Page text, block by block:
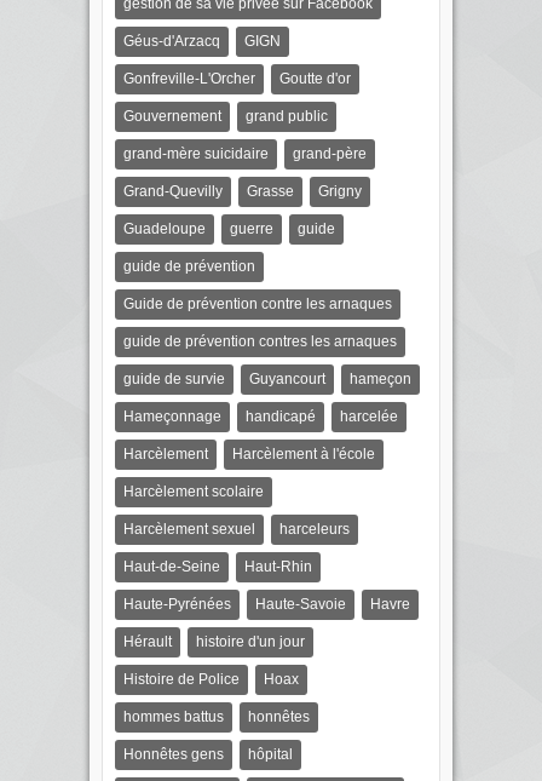
gestion de sa vie privée sur Facebook
Géus-d'Arzacq GIGN
Gonfreville-L'Orcher Goutte d'or
Gouvernement grand public
grand-mère suicidaire grand-père
Grand-Quevilly Grasse Grigny
Guadeloupe guerre guide
guide de prévention
Guide de prévention contre les arnaques
guide de prévention contres les arnaques
guide de survie Guyancourt hameçon
Hameçonnage handicapé harcelée
Harcèlement Harcèlement à l'école
Harcèlement scolaire
Harcèlement sexuel harceleurs
Haut-de-Seine Haut-Rhin
Haute-Pyrénées Haute-Savoie Havre
Hérault histoire d'un jour
Histoire de Police Hoax
hommes battus honnêtes
Honnêtes gens hôpital